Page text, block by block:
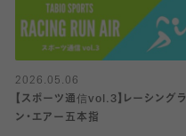
2026.05.06
【スポーツ通信vol.3】レーシングラ
ン・エアー五本指